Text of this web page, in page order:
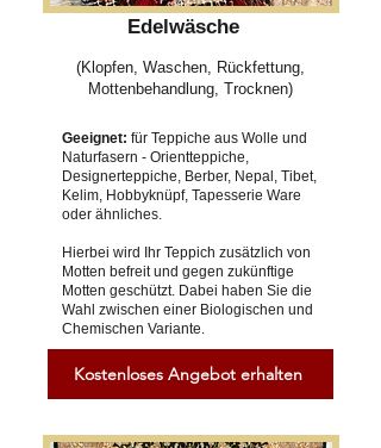
Edelwäsche
(Klopfen, Waschen, Rückfettung,
Mottenbehandlung, Trocknen)
Geeignet: für Teppiche aus Wolle und
Naturfasern - Orientteppiche,
Designerteppiche, Berber, Nepal, Tibet,
Kelim, Hobbyknüpf, Tapesserie Ware
oder ähnliches.
Hierbei wird Ihr Teppich zusätzlich von
Motten befreit und gegen zukünftige
Motten geschützt. Dabei haben Sie die
Wahl zwischen einer Biologischen und
Chemischen Variante.
Kostenloses Angebot erhalten